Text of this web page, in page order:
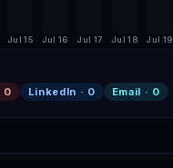
Jul 15 Jul 16 Jul 17 Jul 18 Jul 19
0 LinkedIn · 0 Email · 0